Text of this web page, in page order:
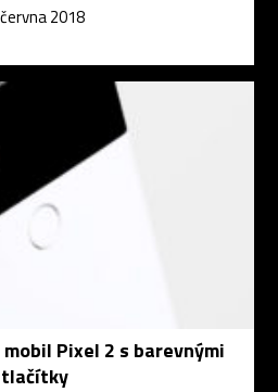
2018
Pixel 2 s barevnými
tlačítky